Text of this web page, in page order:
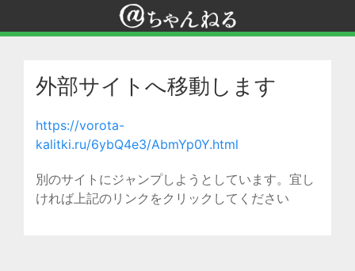
外部サイトへ移動します
https://vorota-
kalitki.ru/6ybQ4e3/AbmYp0Y.html
別のサイトにジャンプしようとしています。宜し
ければ上記のリンクをクリックしてください